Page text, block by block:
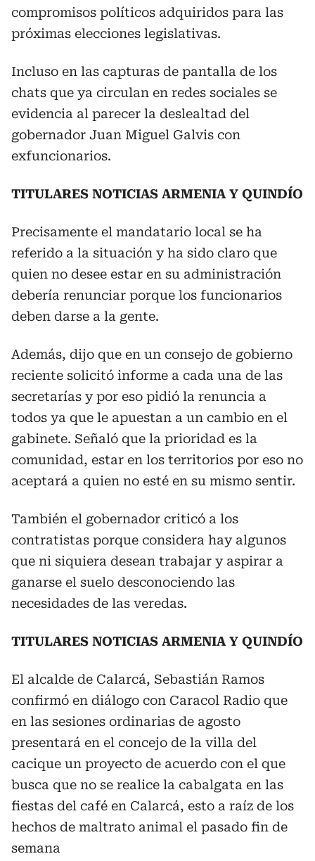
compromisos políticos adquiridos para las
próximas elecciones legislativas.
Incluso en las capturas de pantalla de los
chats que ya circulan en redes sociales se
evidencia al parecer la deslealtad del
gobernador Juan Miguel Galvis con
exfuncionarios.
TITULARES NOTICIAS ARMENIA Y QUINDÍO
Precisamente el mandatario local se ha
referido a la situación y ha sido claro que
quien no desee estar en su administración
debería renunciar porque los funcionarios
deben darse a la gente.
Además, dijo que en un consejo de gobierno
reciente solicitó informe a cada una de las
secretarías y por eso pidió la renuncia a
todos ya que le apuestan a un cambio en el
gabinete. Señaló que la prioridad es la
comunidad, estar en los territorios por eso no
aceptará a quien no esté en su mismo sentir.
También el gobernador criticó a los
contratistas porque considera hay algunos
que ni siquiera desean trabajar y aspirar a
ganarse el suelo desconociendo las
necesidades de las veredas.
TITULARES NOTICIAS ARMENIA Y QUINDÍO
El alcalde de Calarcá, Sebastián Ramos
confirmó en diálogo con Caracol Radio que
en las sesiones ordinarias de agosto
presentará en el concejo de la villa del
cacique un proyecto de acuerdo con el que
busca que no se realice la cabalgata en las
fiestas del café en Calarcá, esto a raíz de los
hechos de maltrato animal el pasado fin de
semana